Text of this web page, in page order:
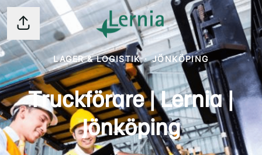
Dela sidan
LAGER & LOGISTIK · JÖNKÖPING
Truckförare | Lernia |
Jönköping